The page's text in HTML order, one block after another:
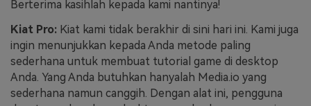
Berterima kasihlah kepada kami nantinya!
Kiat Pro: Kiat kami tidak berakhir di sini hari ini. Kami juga
ingin menunjukkan kepada Anda metode paling
sederhana untuk membuat tutorial game di desktop
Anda. Yang Anda butuhkan hanyalah Media.io yang
sederhana namun canggih. Dengan alat ini, pengguna